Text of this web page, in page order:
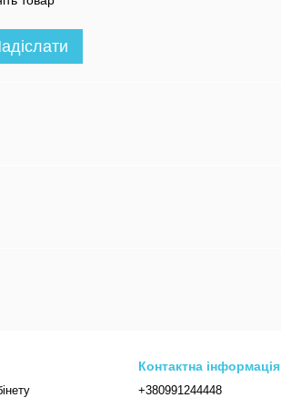
Контактна інформація
+380991244448